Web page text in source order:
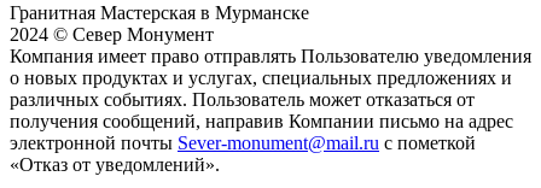
Гранитная Мастерская в Мурманске
2024 © Север Монумент
Компания имеет право отправлять Пользователю уведомления
о новых продуктах и услугах, специальных предложениях и
различных событиях. Пользователь может отказаться от
получения сообщений, направив Компании письмо на адрес
электронной почты Sever-monument@mail.ru с пометкой
«Отказ от уведомлений».